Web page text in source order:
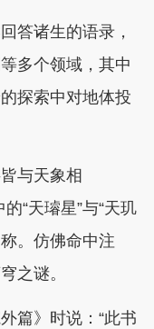
答诸生的语录，
多个领域，其中
探索中对地体投
与天象相
“天璿星”与“天玑
。仿佛命中注
之谜。
篇》时说：“此书